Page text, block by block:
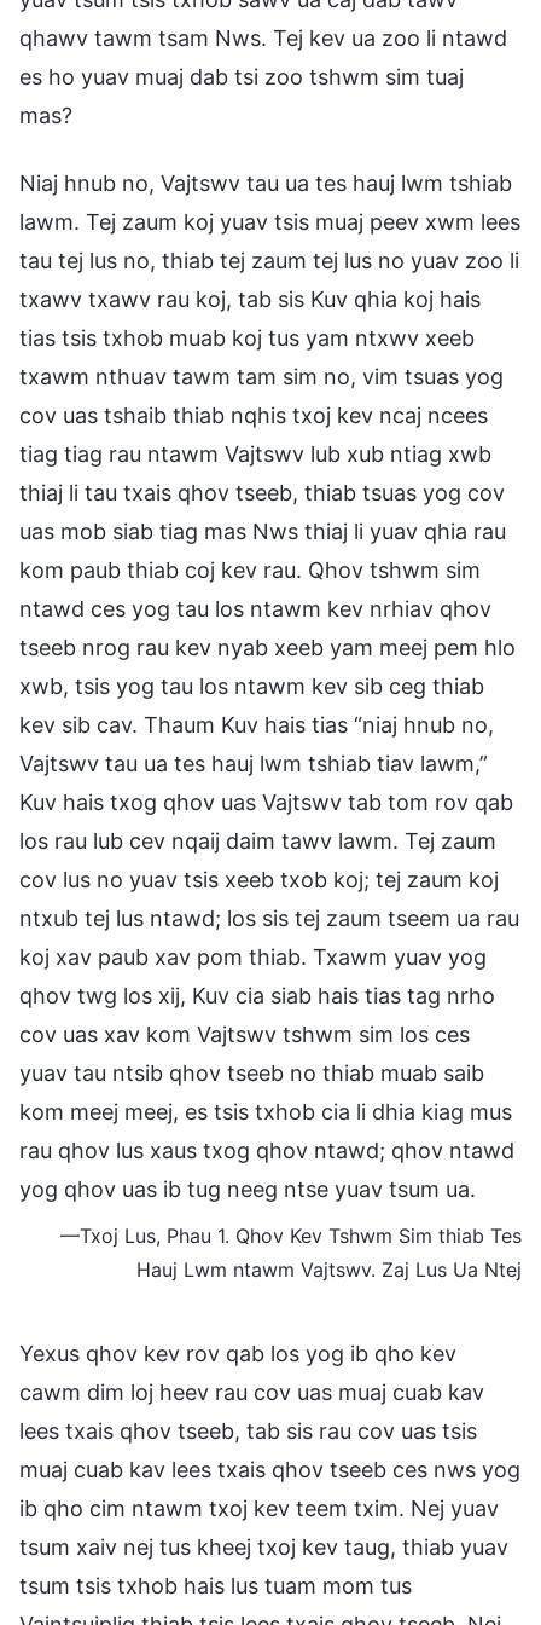
qhawv tawm tsam Nws. Tej kev ua zoo li ntawd
es ho yuav muaj dab tsi zoo tshwm sim tuaj
mas?
Niaj hnub no, Vajtswv tau ua tes hauj lwm tshiab
lawm. Tej zaum koj yuav tsis muaj peev xwm lees
tau tej lus no, thiab tej zaum tej lus no yuav zoo li
txawv txawv rau koj, tab sis Kuv qhia koj hais
tias tsis txhob muab koj tus yam ntxwv xeeb
txawm nthuav tawm tam sim no, vim tsuas yog
cov uas tshaib thiab nqhis txoj kev ncaj ncees
tiag tiag rau ntawm Vajtswv lub xub ntiag xwb
thiaj li tau txais qhov tseeb, thiab tsuas yog cov
uas mob siab tiag mas Nws thiaj li yuav qhia rau
kom paub thiab coj kev rau. Qhov tshwm sim
ntawd ces yog tau los ntawm kev nrhiav qhov
tseeb nrog rau kev nyab xeeb yam meej pem hlo
xwb, tsis yog tau los ntawm kev sib ceg thiab
kev sib cav. Thaum Kuv hais tias “niaj hnub no,
Vajtswv tau ua tes hauj lwm tshiab tiav lawm,”
Kuv hais txog qhov uas Vajtswv tab tom rov qab
los rau lub cev nqaij daim tawv lawm. Tej zaum
cov lus no yuav tsis xeeb txob koj; tej zaum koj
ntxub tej lus ntawd; los sis tej zaum tseem ua rau
koj xav paub xav pom thiab. Txawm yuav yog
qhov twg los xij, Kuv cia siab hais tias tag nrho
cov uas xav kom Vajtswv tshwm sim los ces
yuav tau ntsib qhov tseeb no thiab muab saib
kom meej meej, es tsis txhob cia li dhia kiag mus
rau qhov lus xaus txog qhov ntawd; qhov ntawd
yog qhov uas ib tug neeg ntse yuav tsum ua.
—Txoj Lus, Phau 1. Qhov Kev Tshwm Sim thiab Tes
Hauj Lwm ntawm Vajtswv. Zaj Lus Ua Ntej
Yexus qhov kev rov qab los yog ib qho kev
cawm dim loj heev rau cov uas muaj cuab kav
lees txais qhov tseeb, tab sis rau cov uas tsis
muaj cuab kav lees txais qhov tseeb ces nws yog
ib qho cim ntawm txoj kev teem txim. Nej yuav
tsum xaiv nej tus kheej txoj kev taug, thiab yuav
tsum tsis txhob hais lus tuam mom tus